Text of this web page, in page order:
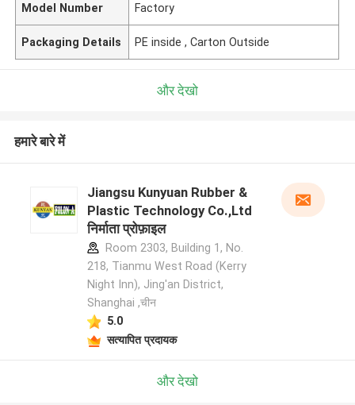
Model Number Factory
Packaging Details PE inside , Carton Outside
और देखो
हमारे बारे में
Jiangsu Kunyuan Rubber &
Plastic Technology Co.,Ltd
निर्माता प्रोफ़ाइल
Room 2303, Building 1, No.
218, Tianmu West Road (Kerry
Night Inn), Jing'an District,
Shanghai ,चीन
5.0
सत्यापित प्रदायक
और देखो